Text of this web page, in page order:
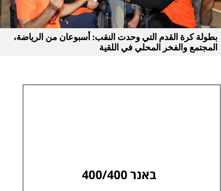
بطولة كرة القدم التي وحدت النقب: أسبوعان من الرياضة،
المجتمع والفخر المحلي في اللقية